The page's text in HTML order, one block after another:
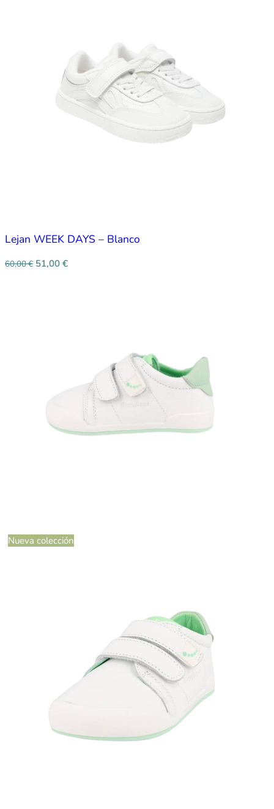
Lejan WEEK DAYS – Blanco
60,00€ 51,00 €
Nueva colección